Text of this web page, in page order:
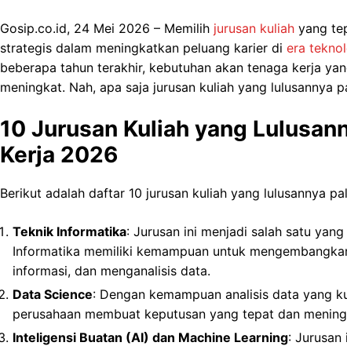
Gosip.co.id, 24 Mei 2026 – Memilih jurusan kuliah yang
strategis dalam meningkatkan peluang karier di era
beberapa tahun terakhir, kebutuhan akan tenaga kerja
meningkat. Nah, apa saja jurusan kuliah yang lulusannya
10 Jurusan Kuliah yang
Kerja 2026
Berikut adalah daftar 10 jurusan kuliah yang lulusannya
Teknik Informatika: Jurusan ini menjadi salah satu
Informatika memiliki kemampuan untuk
informasi, dan menganalisis data.
Data Science: Dengan kemampuan analisis data yang
perusahaan membuat keputusan yang tepat dan
Inteligensi Buatan (AI) dan Machine Learning: